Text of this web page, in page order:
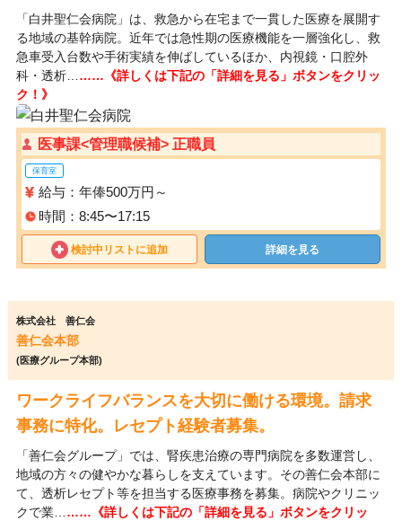
「白井聖仁会病院」は、救急から在宅まで一貫した医療を展開す
る地域の基幹病院。近年では急性期の医療機能を一層強化し、救
急車受入台数や手術実績を伸ばしているほか、内視鏡・口腔外
科・透析… ……《詳しくは下記の「詳細を見る」ボタンをクリッ
ク！》
医事課<管理職候補> 正職員
保育室
給与：年俸500万円～
時間：8:45〜17:15
検討中リストに追加 詳細を見る
株式会社 善仁会
善仁会本部
(医療グループ本部)
ワークライフバランスを大切に働ける環境。請求
事務に特化。レセプト経験者募集。
「善仁会グループ」では、腎疾患治療の専門病院を多数運営し、
地域の方々の健やかな暮らしを支えています。その善仁会本部に
て、透析レセプト等を担当する医療事務を募集。病院やクリニッ
クで業… ……《詳しくは下記の「詳細を見る」ボタンをクリッ